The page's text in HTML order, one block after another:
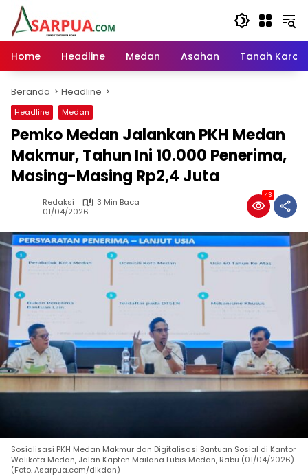
Langsung
konten
Home
Headline Medan Asahan Tanah Karo
Beranda Headline
Headline Medan
Pemko Medan Jalankan PKH Medan
Makmur, Tahun Ini 10.000 Penerima,
Masing-Masing Rp2,4 Juta
Redaksi
3 Min Baca
01/04/2026
43
Sosialisasi PKH Medan Makmur dan Digitalisasi Bantuan Sosial di Kantor
Walikota Medan, Jalan Kapten Mailana Lubis Medan, Rabu (01/04/2026)
(Foto. Asarpua.com/dikdan)